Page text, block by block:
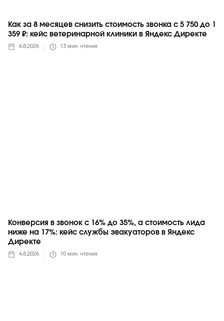
Как за 8 месяцев снизить стоимость звонка с 5 750 до 1
359 ₽: кейс ветеринарной клиники в Яндекс Директе
6.8.2026 13 мин. чтения
Конверсия в звонок с 16% до 35%, а стоимость лида
ниже на 17%: кейс службы эвакуаторов в Яндекс
Директе
4.8.2026 10 мин. чтения